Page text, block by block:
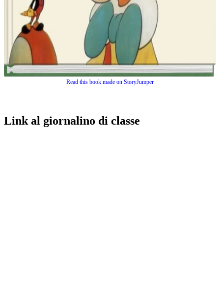
Read this book made on StoryJumper
Link al giornalino di classe